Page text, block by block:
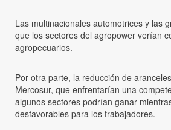
Las multinacionales automotrices y las
que los sectores del agropower verían
agropecuarios.
Por otra parte, la reducción de
Mercosur, que enfrentarían una
algunos sectores podrían ganar
desfavorables para los trabajadores.